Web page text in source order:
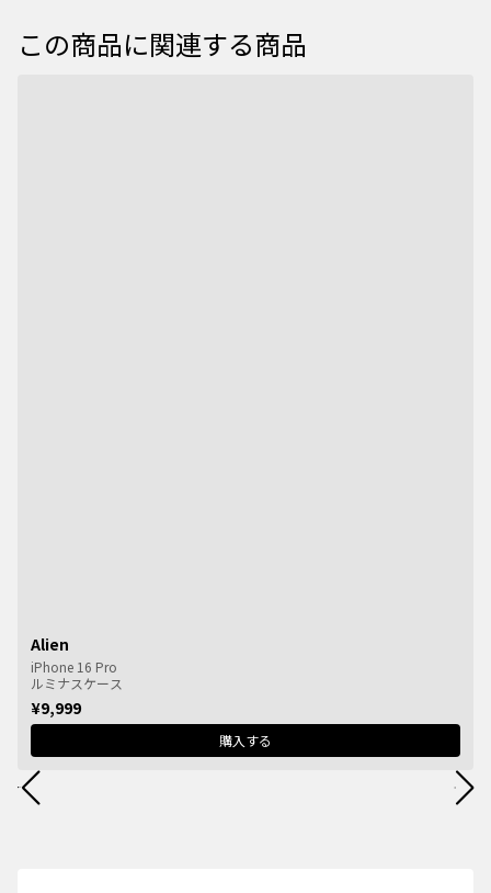
この商品に関連する商品
Alien
iPhone 16 Pro
ルミナスケース
¥9,999
購入する